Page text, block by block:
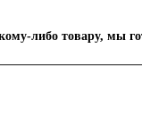
либо товару, мы